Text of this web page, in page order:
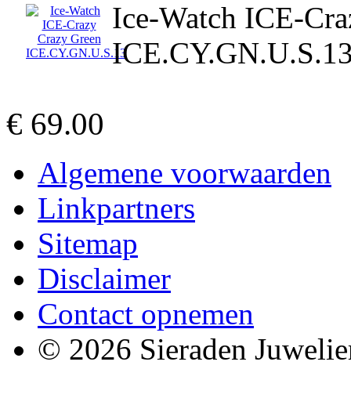
Ice-Watch ICE-
€ 69.00
Algemene voorwaarden
Linkpartners
Sitemap
Disclaimer
Contact opnemen
© 2026 Sieraden